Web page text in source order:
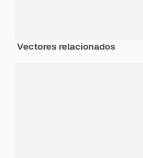
Vectores relacionados